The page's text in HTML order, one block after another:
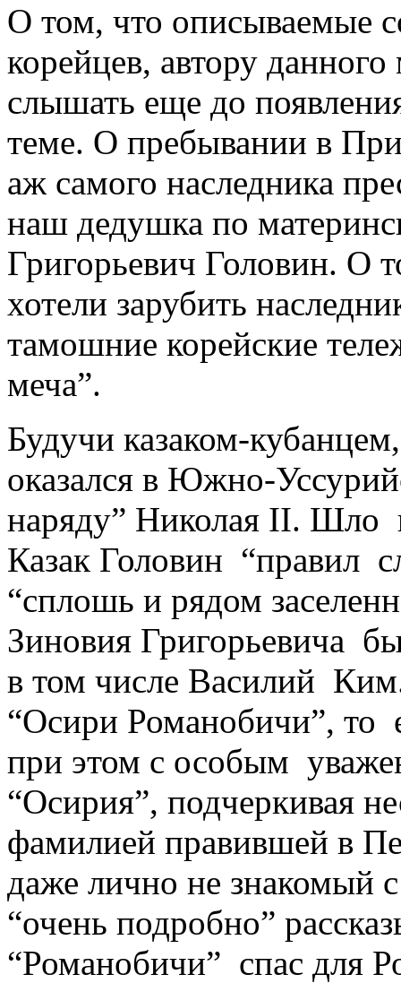
О том, что описываемые
корейцев, автору
слышать еще до
теме. О пребывании в
аж самого наследника
наш дедушка по
Григорьевич Головин. О
хотели зарубить
тамошние корейские
меча”.
Будучи казаком-
оказался в Южно-
наряду” Николая II. Шло
Казак Головин “правил
“сплошь и рядом
Зиновия Григорьевича
в том числе Василий
“Осири Романобичи”, то
при этом с особым
“Осирия”, подчеркивая
фамилией правившей в
даже лично не знакомый
“очень подробно”
“Романобичи” спас для